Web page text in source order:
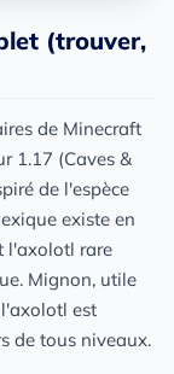
(trouver,
de Minecraft
1.17 (Caves &
de l'espèce
existe en
l'axolotl rare
Mignon, utile
est
de tous niveaux.